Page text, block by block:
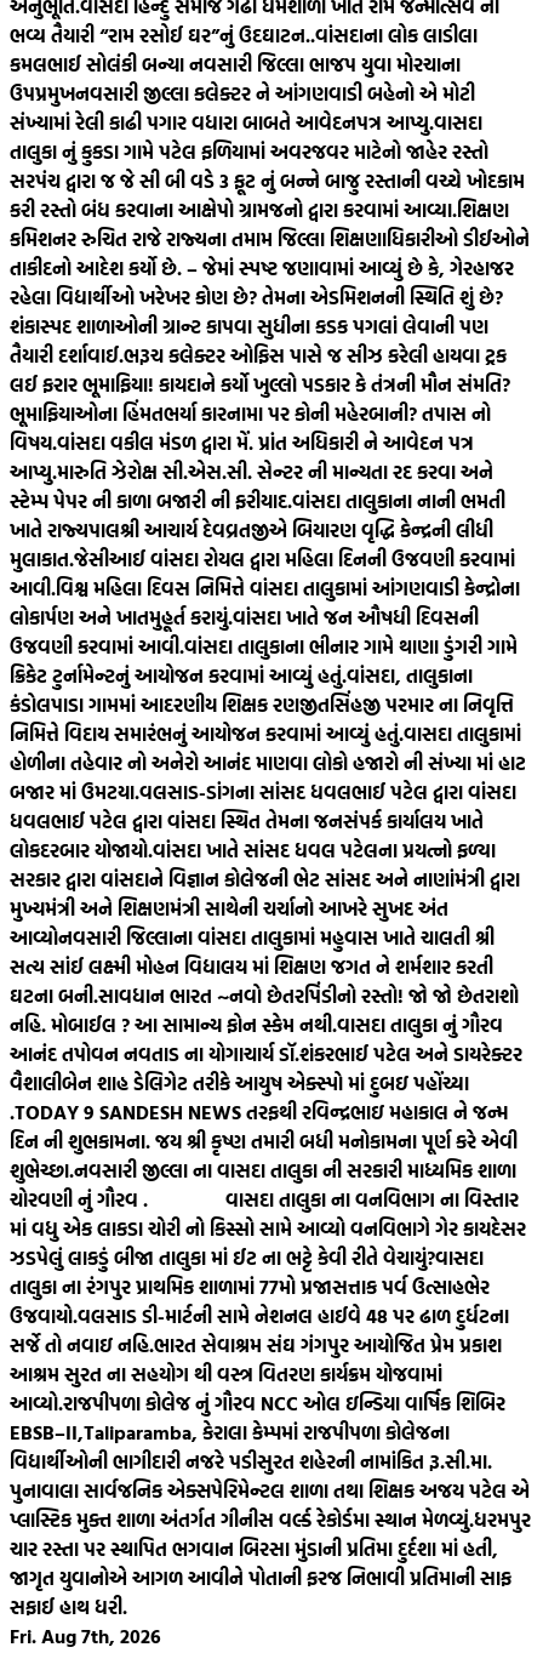
અનુભૂતિ.વાસદા હિન્દુ સમાજ ગઢી ધર્મશાળા ખાતે રામ જન્મોત્સવ ની
ભવ્ય તૈયારી “રામ રસોઈ ઘર”નું ઉદઘાટન..વાંસદાના લોક લાડીલા
કમલભાઈ સોલંકી બન્યા નવસારી જિલ્લા ભાજપ યુવા મોરચાના
ઉપપ્રમુખનવસારી જીલ્લા કલેક્ટર ને આંગણવાડી બહેનો એ મોટી
સંખ્યામાં રેલી કાઢી પગાર વધારા બાબતે આવેદનપત્ર આપ્યુ.વાસદા
તાલુકા નું કુકડા ગામે પટેલ ફળિયામાં અવરજવર માટેનો જાહેર રસ્તો
સરપંચ દ્વારા જ જે સી બી વડે 3 ફૂટ નું બન્ને બાજુ રસ્તાની વચ્ચે ખોદકામ
કરી રસ્તો બંધ કરવાના આક્ષેપો ગ્રામજનો દ્વારા કરવામાં આવ્યા.શિક્ષણ
કમિશનર રુચિત રાજે રાજ્યના તમામ જિલ્લા શિક્ષણાધિકારીઓ ડીઈઓને
તાકીદનો આદેશ કર્યો છે. – જેમાં સ્પષ્ટ જણાવામાં આવ્યું છે કે, ગેરહાજર
રહેલા વિદ્યાર્થીઓ ખરેખર કોણ છે? તેમના એડમિશનની સ્થિતિ શું છે?
શંકાસ્પદ શાળાઓની ગ્રાન્ટ કાપવા સુધીના કડક પગલાં લેવાની પણ
તૈયારી દર્શાવાઈ.ભરૂચ કલેક્ટર ઓફિસ પાસે જ સીઝ કરેલી હાયવા ટ્રક
લઈ ફરાર ભૂમાફિયા! કાયદાને કર્યો ખુલ્લો પડકાર કે તંત્રની મૌન સંમતિ?
ભૂમાફિયાઓના હિંમતભર્યા કારનામા પર કોની મહેરબાની? તપાસ નો
વિષય.વાંસદા વકીલ મંડળ દ્વારા મેં. પ્રાંત અધિકારી ને આવેદન પત્ર
આપ્યુ.મારુતિ ઝેરોક્ષ સી.એસ.સી. સેન્ટર ની માન્યતા રદ કરવા અને
સ્ટેમ્પ પેપર ની કાળા બજારી ની ફરીયાદ.વાંસદા તાલુકાના નાની ભમતી
ખાતે રાજ્યપાલશ્રી આચાર્ય દેવવ્રતજીએ બિયારણ વૃદ્ધિ કેન્દ્રની લીધી
મુલાકાત.જેસીઆઈ વાંસદા રોયલ દ્વારા મહિલા દિનની ઉજવણી કરવામાં
આવી.વિશ્વ મહિલા દિવસ નિમિત્તે વાંસદા તાલુકામાં આંગણવાડી કેન્દ્રોના
લોકાર્પણ અને ખાતમુહૂર્ત કરાયું.વાંસદા ખાતે જન ઔષધી દિવસની
ઉજવણી કરવામાં આવી.વાંસદા તાલુકાના ભીનાર ગામે થાણા ડુંગરી ગામે
ક્રિકેટ ટુર્નામેન્ટનું આયોજન કરવામાં આવ્યું હતું.વાંસદા, તાલુકાના
કંડોલપાડા ગામમાં આદરણીય શિક્ષક રણજીતસિંહજી પરમાર ના નિવૃત્તિ
નિમિત્તે વિદાય સમારંભનું આયોજન કરવામાં આવ્યું હતું.વાસદા તાલુકામાં
હોળીના તહેવાર નો અનેરો આનંદ માણવા લોકો હજારો ની સંખ્યા માં હાટ
બજાર માં ઉમટયા.વલસાડ-ડાંગના સાંસદ ધવલભાઈ પટેલ દ્વારા વાંસદા
ધવલભાઈ પટેલ દ્વારા વાંસદા સ્થિત તેમના જનસંપર્ક કાર્યાલય ખાતે
લોકદરબાર યોજાયો.વાંસદા ખાતે સાંસદ ધવલ પટેલના પ્રયત્નો ફળ્યા
સરકાર દ્વારા વાંસદાને વિજ્ઞાન કોલેજની ભેટ સાંસદ અને નાણાંમંત્રી દ્વારા
મુખ્યમંત્રી અને શિક્ષણમંત્રી સાથેની ચર્ચાનો આખરે સુખદ અંત
આવ્યોનવસારી જિલ્લાના વાંસદા તાલુકામાં મહુવાસ ખાતે ચાલતી શ્રી
સત્ય સાંઈ લક્ષ્મી મોહન વિદ્યાલય માં શિક્ષણ જગત ને શર્મશાર કરતી
ઘટના બની.સાવધાન ભારત ~નવો છેતરપિંડીનો રસ્તો! જો જો છેતરાશો
નહિ. મોબાઈલ ? આ સામાન્ય ફોન સ્કેમ નથી.વાસદા તાલુકા નું ગૌરવ
આનંદ તપોવન નવતાડ ના યોગાચાર્ય ડૉ.શંકરભાઈ પટેલ અને ડાયરેક્ટર
વૈશાલીબેન શાહ ડેલિગેટ તરીકે આયુષ એક્સ્પો માં દુબઇ પહોંચ્યા
.TODAY 9 SANDESH NEWS તરફથી રવિન્દ્રભાઇ મહાકાલ ને જન્મ
દિન ની શુભકામના. જય શ્રી કૃષ્ણ તમારી બધી મનોકામના પૂર્ણ કરે એવી
શુભેચ્છા.નવસારી જીલ્લા ના વાસદા તાલુકા ની સરકારી માધ્યમિક શાળા
ચોરવણી નું ગૌરવ . વાસદા તાલુકા ના વનવિભાગ ના વિસ્તાર
માં વધુ એક લાકડા ચોરી નો કિસ્સો સામે આવ્યો વનવિભાગે ગેર કાયદેસર
ઝડપેલું લાકડું બીજા તાલુકા માં ઈટ ના ભટ્ટે કેવી રીતે વેચાયું?વાસદા
તાલુકા ના રંગપુર પ્રાથમિક શાળામાં 77મો પ્રજાસત્તાક પર્વ ઉત્સાહભેર
ઉજવાયો.વલસાડ ડી-માર્ટની સામે નેશનલ હાઈવે 48 પર ઢાળ દુર્ધટના
સર્જે તો નવાઇ નહિ.ભારત સેવાશ્રમ સંઘ ગંગપુર આયોજિત પ્રેમ પ્રકાશ
આશ્રમ સુરત ના સહયોગ થી વસ્ત્ર વિતરણ કાર્યક્રમ યોજવામાં
આવ્યો.રાજપીપળા કોલેજ નું ગૌરવ NCC ઓલ ઇન્ડિયા વાર્ષિક શિબિર
EBSB–II,Taliparamba, કેરાલા કેમ્પમાં રાજપીપળા કોલેજના
વિદ્યાર્થીઓની ભાગીદારી નજરે પડીસુરત શહેરની નામાંકિત રૂ.સી.મા.
પુનાવાલા સાર્વજનિક એક્સપેરિમેન્ટલ શાળા તથા શિક્ષક અજય પટેલ એ
પ્લાસ્ટિક મુક્ત શાળા અંતર્ગત ગીનીસ વર્લ્ડ રેકોર્ડમા સ્થાન મેળવ્યું.ધરમપુર
ચાર રસ્તા પર સ્થાપિત ભગવાન બિરસા મુંડાની પ્રતિમા દુર્દશા માં હતી,
જાગૃત યુવાનોએ આગળ આવીને પોતાની ફરજ નિભાવી પ્રતિમાની સાફ
સફાઈ હાથ ધરી.
Fri. Aug 7th, 2026